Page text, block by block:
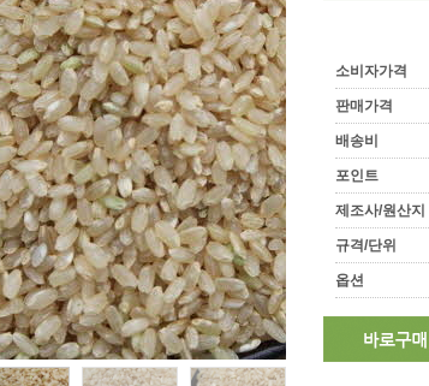
소비자가격
판매가격
배송비
포인트
제조사/원산지
규격/단위
옵션